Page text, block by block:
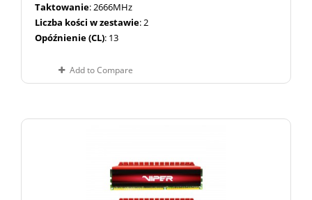
Taktowanie: 2666MHz
Liczba kości w zestawie: 2
Opóźnienie (CL): 13
Add to Compare